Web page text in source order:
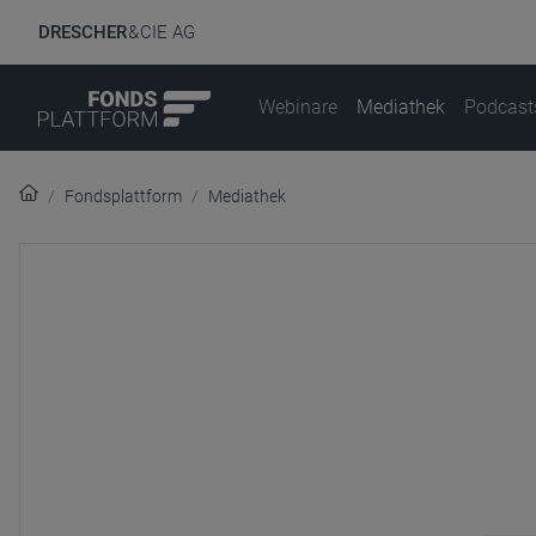
DRESCHER& CIE AG
Webinare Mediathek
Fondsplattform Mediathek